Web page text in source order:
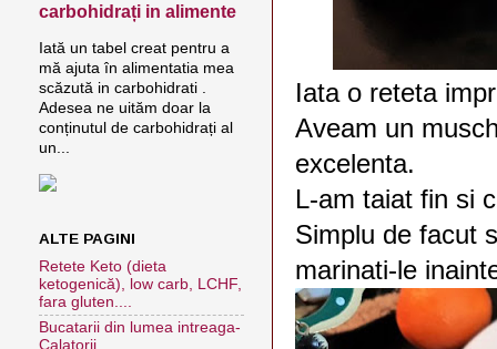
Iata o reteta
Aveam un
excelenta.
L-am taiat fin si
Simplu de facut
marinati-le
carbohidrați in alimente
Iată un tabel creat pentru a
mă ajuta în alimentatia mea
scăzută in carbohidrati .
Adesea ne uităm doar la
conținutul de carbohidrați al
un...
ALTE PAGINI
Retete Keto (dieta
ketogenică), low carb, LCHF,
fara gluten....
Bucatarii din lumea intreaga-
Calatorii